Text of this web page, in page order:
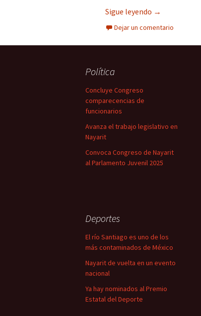
Sigue leyendo Arrancan
→
Dejar un comentario
Política
Concluye Congreso
comparecencias de
funcionarios
Avanza el trabajo legislativo en
Nayarit
Convoca Congreso de Nayarit
al Parlamento Juvenil 2025
Deportes
El río Santiago es uno de los
más contaminados de México
Nayarit de vuelta en un evento
nacional
Ya hay nominados al Premio
Estatal del Deporte